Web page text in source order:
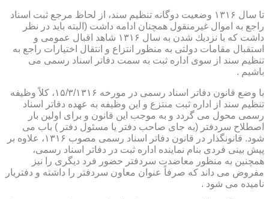
تا سال ۱۳۱۶ وضعیت دوگانه تنظیم سند، از لحاظ مرجع ثبت اسناد
راجع به اموال غیرمنقول همچنان ادامه داشت (البته باید در نظر
داشت كه با نزدیك شدن به سال ۱۳۱۶ شاهد اقبال عمومی و
استقبال مقامات دولتی به منظور انتزاع و انتقال اختیارات راجع به
تنظیم سند از سوی اداره ثبت به سمت دفاتر اسناد رسمی می
باشیم .
با وضع قانون دفاتر اسناد رسمی در مورخه ۱۵/۳/۱۳۱۶، كلاً وظیفه
تنظیم سند از اداره ثبت منتزع و این وظیفه به عهده دفاتر اسناد
رسمی محول می گردد و به موجب این قانون و برای اولین بار
اصطلاح سردفتر (به جای صاحب دفتر یا مسئول دفتر ) باب می
شود. قانونگذار در قانون دفاتر اسناد رسمی مصوب ۱۳۱۶، علاوه بر
پیش بینی فردی بنام نماینده اداره ثبت در دفاتر اسناد رسمی،
همچنین به منظور معاضدت سردفتر حضور فرد دیگری را نیز
مفروض می داند كه صرفاً عنوان معاون سردفتر را داشته و دفتریار
نامیده می شود .